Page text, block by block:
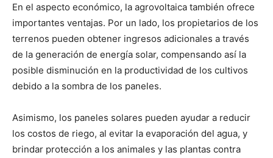
En el aspecto económico, la agrovoltaica también ofrece
importantes ventajas. Por un lado, los propietarios de los
terrenos pueden obtener ingresos adicionales a través
de la generación de energía solar, compensando así la
posible disminución en la productividad de los cultivos
debido a la sombra de los paneles.
Asimismo, los paneles solares pueden ayudar a reducir
los costos de riego, al evitar la evaporación del agua, y
brindar protección a los animales y las plantas contra